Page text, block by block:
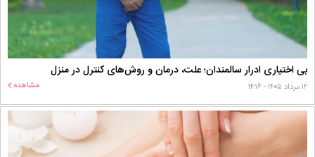
بی اختیاری ادرار سالمندان؛ علت، درمان و روش‌های کنترل در منزل
۱۲ مرداد ۱۴۰۵ - ۱۴:۱۶ مشاهده